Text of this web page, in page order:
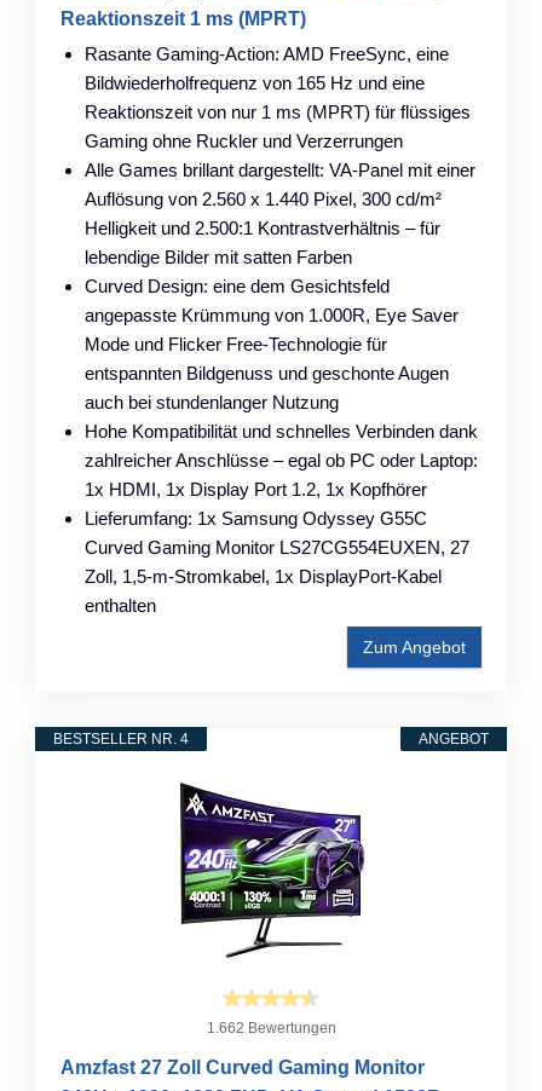
Reaktionszeit 1 ms (MPRT)
Rasante Gaming-Action: AMD FreeSync, eine
Bildwiederholfrequenz von 165 Hz und eine
Reaktionszeit von nur 1 ms (MPRT) für flüssiges
Gaming ohne Ruckler und Verzerrungen
Alle Games brillant dargestellt: VA-Panel mit einer
Auflösung von 2.560 x 1.440 Pixel, 300 cd/m²
Helligkeit und 2.500:1 Kontrastverhältnis – für
lebendige Bilder mit satten Farben
Curved Design: eine dem Gesichtsfeld
angepasste Krümmung von 1.000R, Eye Saver
Mode und Flicker Free-Technologie für
entspannten Bildgenuss und geschonte Augen
auch bei stundenlanger Nutzung
Hohe Kompatibilität und schnelles Verbinden dank
zahlreicher Anschlüsse – egal ob PC oder Laptop:
1x HDMI, 1x Display Port 1.2, 1x Kopfhörer
Lieferumfang: 1x Samsung Odyssey G55C
Curved Gaming Monitor LS27CG554EUXEN, 27
Zoll, 1,5-m-Stromkabel, 1x DisplayPort-Kabel
enthalten
Zum Angebot
ANGEBOT
BESTSELLER NR. 4
1.662 Bewertungen
Amzfast 27 Zoll Curved Gaming Monitor